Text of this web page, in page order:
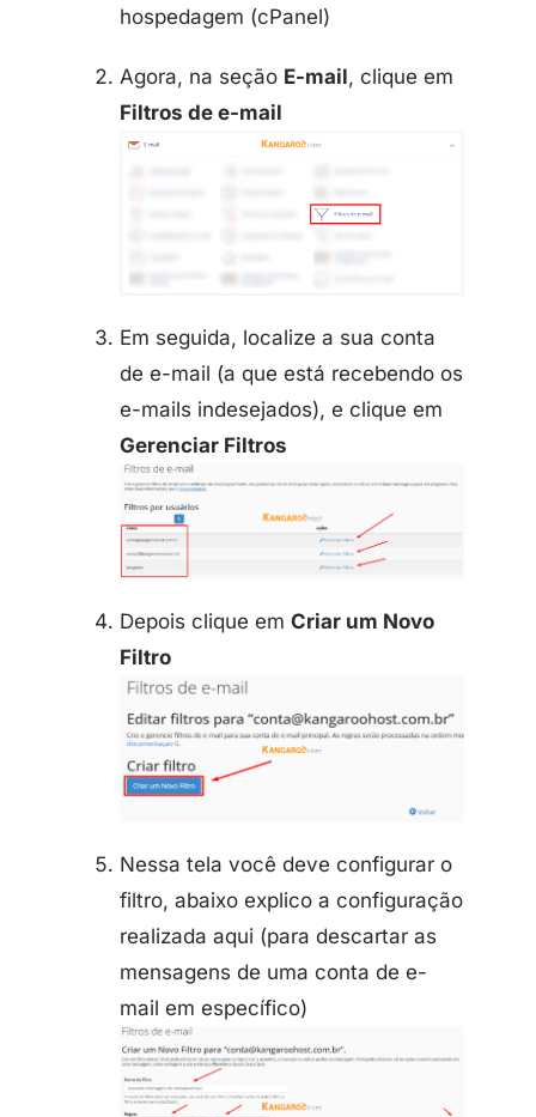
hospedagem (cPanel)
Agora, na seção E-mail, clique em
Filtros de e-mail
Em seguida, localize a sua conta
de e-mail (a que está recebendo os
e-mails indesejados), e clique em
Gerenciar Filtros
Depois clique em Criar um Novo
Filtro
Nessa tela você deve configurar o
filtro, abaixo explico a configuração
realizada aqui (para descartar as
mensagens de uma conta de e-
mail em específico)